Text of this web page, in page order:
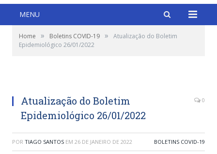
MENU
Home » Boletins COVID-19 »
Atualização do Boletim
Epidemiológico 26/01/2022
Atualização do Boletim
Epidemiológico 26/01/2022
0
POR TIAGO SANTOS EM 26 DE JANEIRO DE 2022 BOLETINS COVID-19